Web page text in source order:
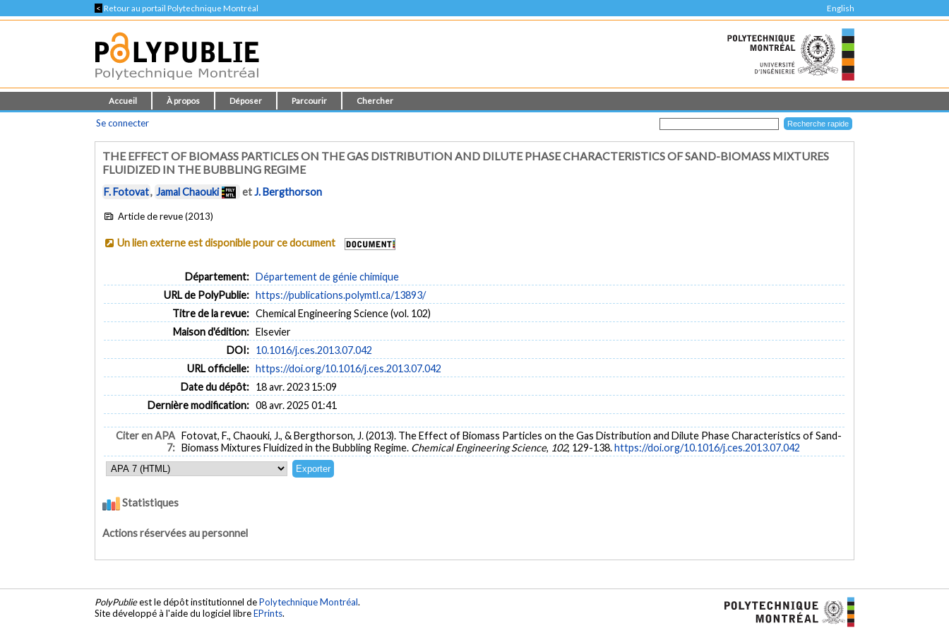
< Retour au portail Polytechnique Montréal English
Accueil À propos Déposer Parcourir Chercher
Se connecter
THE EFFECT OF BIOMASS PARTICLES ON THE GAS DISTRIBUTION AND DILUTE PHASE CHARACTERISTICS OF SAND-BIOMASS MIXTURES
FLUIDIZED IN THE BUBBLING REGIME
F. Fotovat, Jamal Chaouki etJ. Bergthorson
Article de revue (2013)
Un lien externe est disponible pour ce document
Département: Département de génie chimique
URL de PolyPublie: https://publications.polymtl.ca/13893/
Titre de la revue: Chemical Engineering Science (vol. 102)
Maison d'édition: Elsevier
DOI: 10.1016/j.ces.2013.07.042
URL officielle: https://doi.org/10.1016/j.ces.2013.07.042
Date du dépôt: 18 avr. 2023 15:09
Dernière modification: 08 avr. 2025 01:41
Citer en APA
7:
Fotovat, F., Chaouki, J., & Bergthorson, J. (2013). The Effect of Biomass Particles on the Gas Distribution and Dilute Phase Characteristics of Sand-
Biomass Mixtures Fluidized in the Bubbling Regime. Chemical Engineering Science, 102, 129-138.https://doi.org/10.1016/j.ces.2013.07.042
Statistiques
Actions réservées au personnel
PolyPublieest le dépôt institutionnel dePolytechnique Montréal.
Site développé à l'aide du logiciel libreEPrints.